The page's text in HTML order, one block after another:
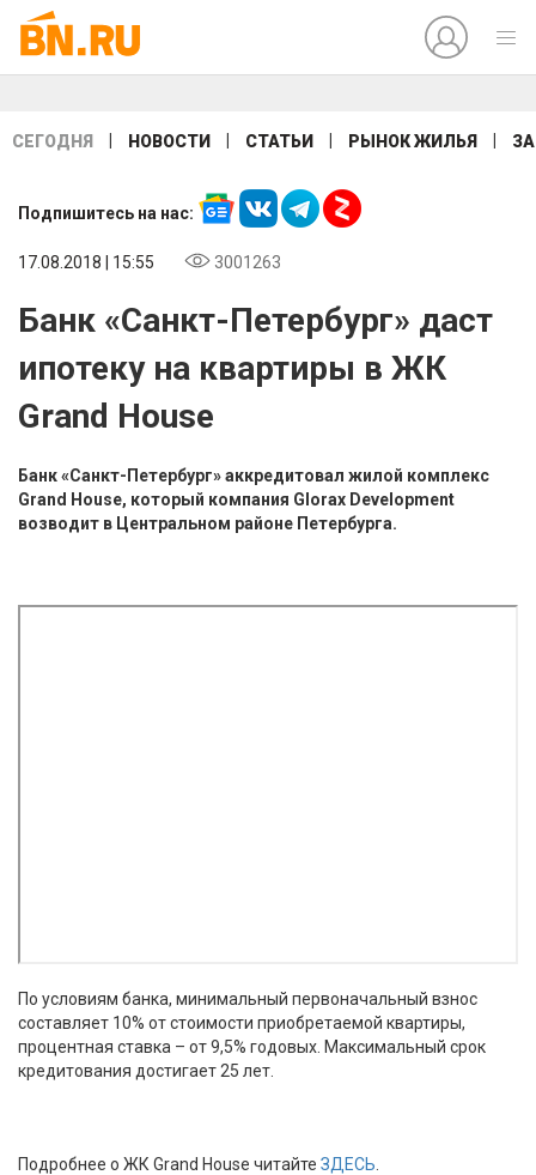
СЕГОДНЯ НОВОСТИ СТАТЬИ РЫНОК ЖИЛЬЯ
Подпишитесь на нас:
17.08.2018 | 15:55 3001263
Банк «Санкт-Петербург» даст
ипотеку на квартиры в ЖК
Grand House
Банк «Санкт-Петербург» аккредитовал жилой комплекс
Grand House, который компания Glorax Development
возводит в Центральном районе Петербурга.
По условиям банка, минимальный первоначальный взнос
составляет 10% от стоимости приобретаемой квартиры,
процентная ставка – от 9,5% годовых. Максимальный срок
кредитования достигает 25 лет.
Подробнее о ЖК Grand House читайте ЗДЕСЬ